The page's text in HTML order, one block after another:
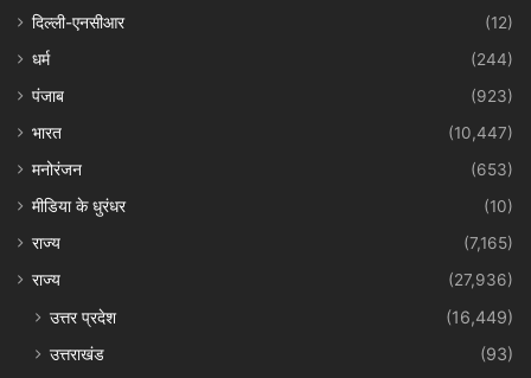
दिल्ली-एनसीआर
(12)
धर्म
(244)
पंजाब
(923)
भारत
(10,447)
मनोरंजन
(653)
मीडिया के धुरंधर
(10)
राज्य
(7,165)
राज्य
(27,936)
उत्तर प्रदेश
(16,449)
उत्तराखंड
(93)